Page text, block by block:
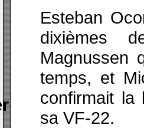
Esteban
dixièmes
Magnussen
temps, et
confirmait la
sa VF-22.